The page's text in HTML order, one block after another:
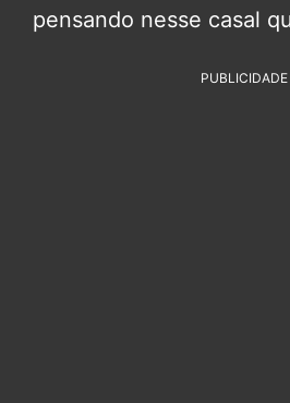
pensando nesse casal
PUBLICIDADE